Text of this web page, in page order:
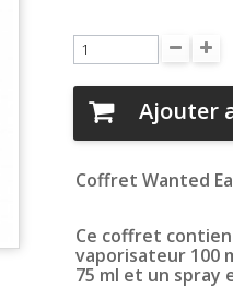
Ajouter
Coffret Wanted
Ce coffret
vaporisateur 100
75 ml et un spray